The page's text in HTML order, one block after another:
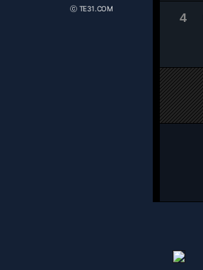
ⓒ TE31.COM
4